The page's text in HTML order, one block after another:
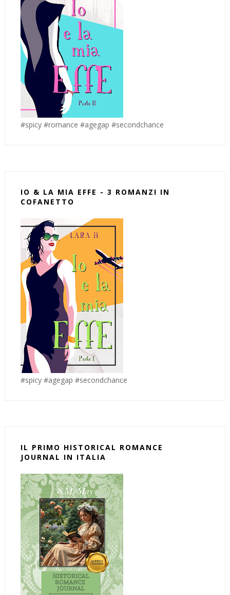
#spicy #romance #agegap #secondchance
IO & LA MIA EFFE - 3 ROMANZI IN
COFANETTO
#spicy #agegap #secondchance
IL PRIMO HISTORICAL ROMANCE
JOURNAL IN ITALIA